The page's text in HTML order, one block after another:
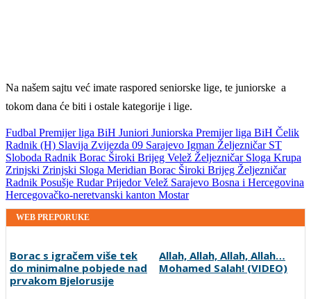
Na našem sajtu već imate raspored seniorske lige, te juniorske a
tokom dana će biti i ostale kategorije i lige.
Fudbal Premijer liga BiH Juniori Juniorska Premijer liga BiH Čelik
Radnik (H) Slavija Zvijezda 09 Sarajevo Igman Željezničar ST
Sloboda Radnik Borac Široki Brijeg Velež Željezničar Sloga Krupa
Zrinjski Zrinjski Sloga Meridian Borac Široki Brijeg Željezničar
Radnik Posušje Rudar PrijedorVelež Sarajevo Bosna i Hercegovina
Hercegovačko-neretvanski kanton Mostar
WEB PREPORUKE